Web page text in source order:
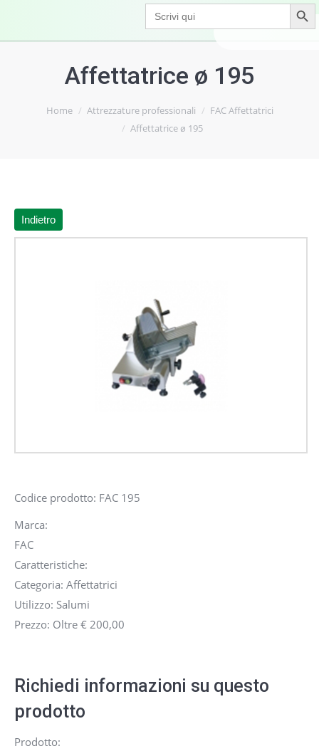
Search
for:
Search Button
Affettatrice ø 195
Home Attrezzature professionali
FAC Affettatrici
Affettatrice ø 195
Indietro
Codice prodotto: FAC 195
Marca:
FAC
Caratteristiche:
Categoria: Affettatrici
Utilizzo: Salumi
Prezzo: Oltre € 200,00
Richiedi informazioni su questo
prodotto
Prodotto: